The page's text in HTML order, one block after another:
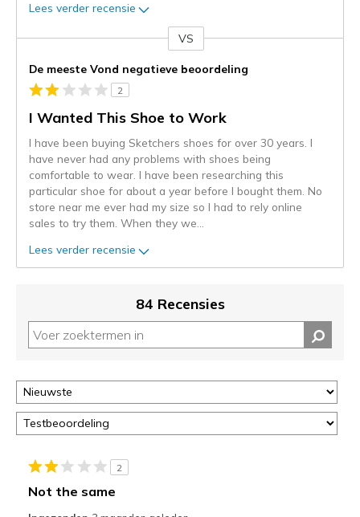
Lees verder recensie
content
wordt
momenteel
gemigreerd
de
niejee
page_id.
kunt
de
status
van
deze
of
door
<a
href="javascript:location.href=location.pathname;">hier</a>
page
met
VS
De meeste Vond negatieve beoordeling
2
I Wanted This Shoe to Work
I have been buying Sketchers shoes for over 30 years. I
have never had any problems with shoes being
comfortable to wear. I have been researching this
particular shoe for about a year before I bought them. No
store near me ever had my size so I had to rely online
sales to try them. When they we
Lees verder recensie
84 Recensies
2
Not the same